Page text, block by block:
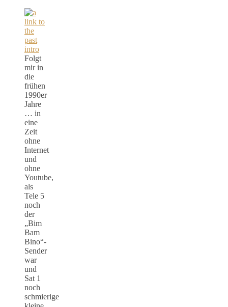
Folgt
mir in
die
frühen
1990er
Jahre
… in
eine
Zeit
ohne
Internet
und
ohne
Youtube,
als
Tele 5
noch
der
„Bim
Bam
Bino“-
Sender
war
und
Sat 1
noch
schmierige